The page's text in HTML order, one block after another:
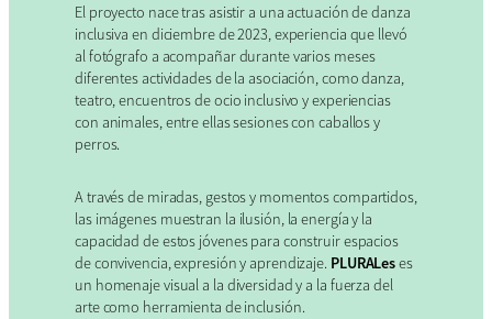
El proyecto nace tras asistir a una actuación de danza
inclusiva en diciembre de 2023, experiencia que llevó
al fotógrafo a acompañar durante varios meses
diferentes actividades de la asociación, como danza,
teatro, encuentros de ocio inclusivo y experiencias
con animales, entre ellas sesiones con caballos y
perros.
A través de miradas, gestos y momentos compartidos,
las imágenes muestran la ilusión, la energía y la
capacidad de estos jóvenes para construir espacios
de convivencia, expresión y aprendizaje. PLURALeses
un homenaje visual a la diversidad y a la fuerza del
arte como herramienta de inclusión.